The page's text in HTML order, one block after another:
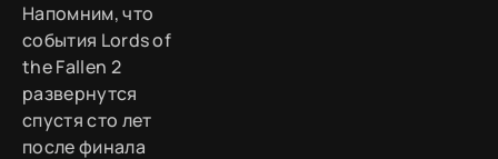
Напомним, что
события Lords of
the Fallen 2
развернутся
спустя сто лет
после финала